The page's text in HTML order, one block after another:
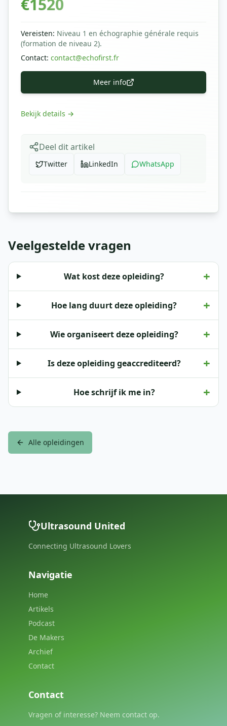
€1520
Vereisten: Niveau 1 en échographie générale requis
(formation de niveau 2).
Contact: contact@echofirst.fr
Meer info
Bekijk details →
Deel dit artikel
Twitter LinkedIn WhatsApp
Veelgestelde vragen
Wat kost deze opleiding? +
Hoe lang duurt deze opleiding? +
Wie organiseert deze opleiding? +
Is deze opleiding geaccrediteerd? +
Hoe schrijf ik me in? +
Alle opleidingen
Ultrasound United
Connecting Ultrasound Lovers
Navigatie
Home
Artikels
Podcast
De Makers
Archief
Contact
Contact
Vragen of interesse? Neem contact op.